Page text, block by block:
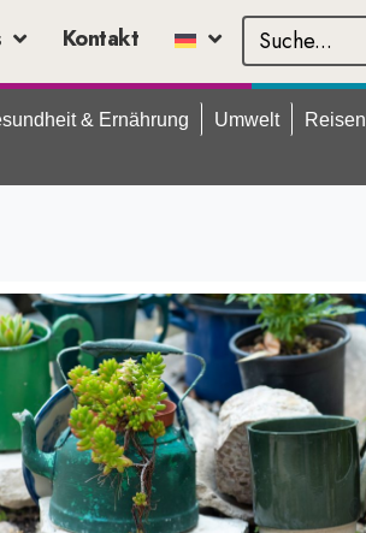
Kontakt
& Ernährung Umwelt Reisen